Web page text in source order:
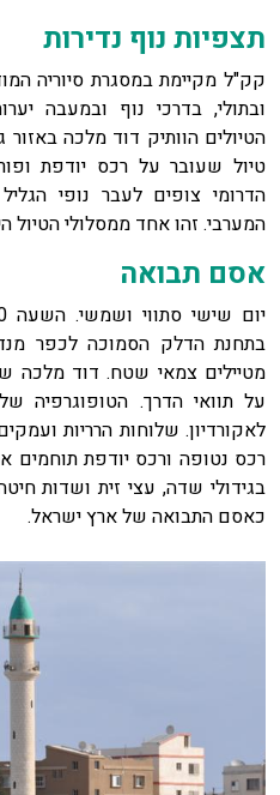
תצפיות נוף נדירות
קק"ל מקיימת במסגרת סיוריה
ובתולי, בדרכי נוף ובמעבה
הטיולים הוותיק דוד מלכה
טיול שעובר על רכס יודפת
הדרומי צופים לעבר נופי
המערבי. זהו אחד ממסלולי הטיול
אסם תבואה
בתחנת הדלק הסמוכה לכפר
מטיילים צמאי שטח. דוד מלכה
על תוואי הדרך. הטופוגרפיה
לאקורדיון. שלוחות הרריות
רכס נטופה ורכס יודפת תוחמים
כאסם התבואה של ארץ ישראל.